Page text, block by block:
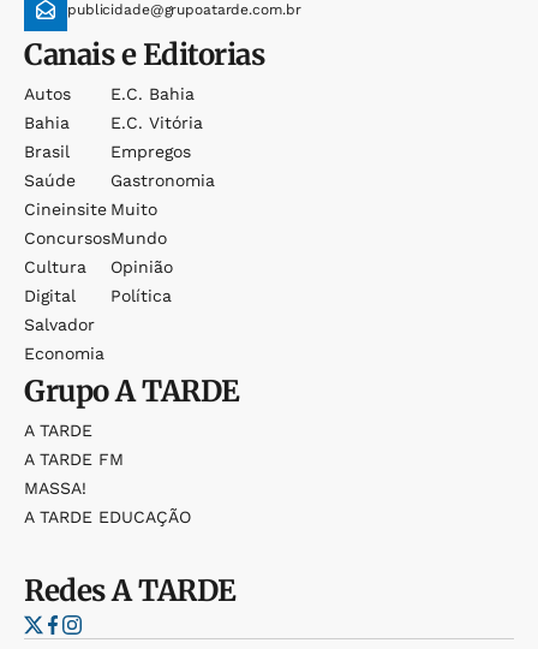
publicidade@grupoatarde.com.br
Canais e Editorias
Autos
Bahia
Brasil
Saúde
Cineinsite
Concursos
Cultura
Digital
Salvador
Economia
E.c. Bahia
E.c. Vitória
Empregos
Gastronomia
Muito
Mundo
Opinião
Política
GrupoA TARDE
A TARDE
A TARDE FM
MASSA!
A TARDE EDUCAÇÃO
RedesA TARDE